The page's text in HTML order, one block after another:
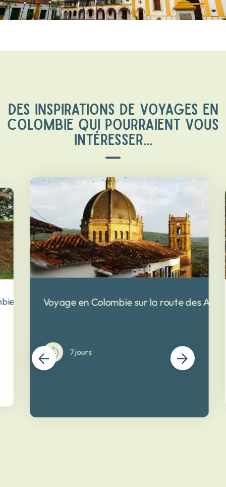
DES INSPIRATIONS DE VOYAGES EN
COLOMBIE QUI POURRAIENT VOUS
INTÉRESSER...
Voyage en Colombie sur la route des
7 jours